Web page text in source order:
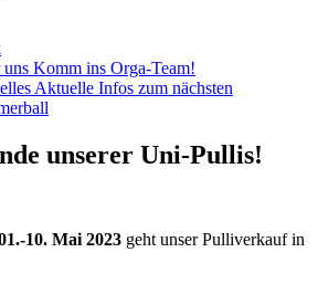
Komm ins Orga-Team!
Aktuelle Infos zum nächsten
unserer Uni-Pullis!
10. Mai 2023 geht unser Pulliverkauf in